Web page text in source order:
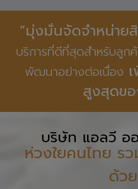
“มุ่งมั่นจัดจำหน่า
บริการที่ดีที่สุดสำหรับลูก
พัฒนาอย่างต่อเนื่อง
สูงสุดข
บริษัท แอลวี อ
ห่วงใยคนไทย ร
ด้ว